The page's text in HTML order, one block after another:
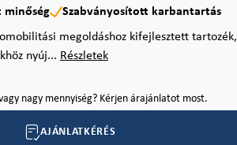
minőség
Szabványosított karbantartás
megoldáshoz kifejlesztett tartozék,
nyúj... Részletek
nagy mennyiség? Kérjen árajánlatot most.
AJÁNLATKÉRÉS